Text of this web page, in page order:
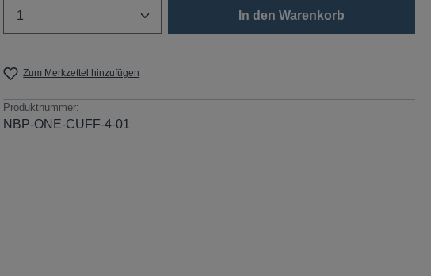
Produkt Anzahl: Gib den gewünschten Wert ein
In den Warenkorb
Zum Merkzettel hinzufügen
Produktnummer:
NBP-ONE-CUFF-4-01